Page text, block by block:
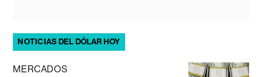
NOTICIAS DEL DÓLAR HOY
MERCADOS